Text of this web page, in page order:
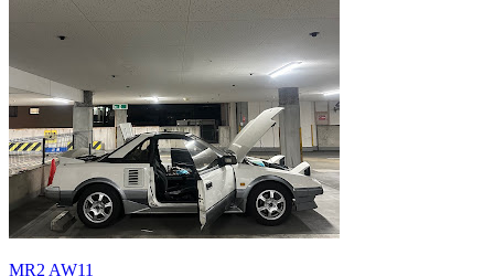
MR2 AW11